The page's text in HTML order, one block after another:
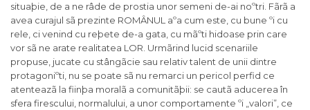
situaþie, de a ne râde de prostia unor semeni de-ai noºtri. Fãrã a
avea curajul sã prezinte ROMÂNUL aºa cum este, cu bune ºi cu
rele, ci venind cu reþete de-a gata, cu mãºti hidoase prin care
vor sã ne arate realitatea LOR. Urmãrind lucid scenariile
propuse, jucate cu stângãcie sau relativ talent de unii dintre
protagoniºti, nu se poate sã nu remarci un pericol perfid ce
atenteazã la fiinþa moralã a comunitãþii: se cautã aducerea în
sfera firescului, normalului, a unor comportamente ºi „valori”, ce